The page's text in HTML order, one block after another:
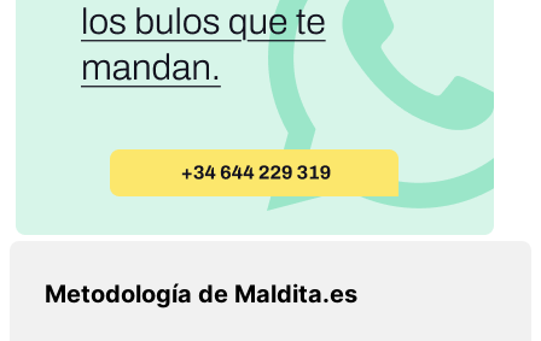
Metodología de Maldita.es